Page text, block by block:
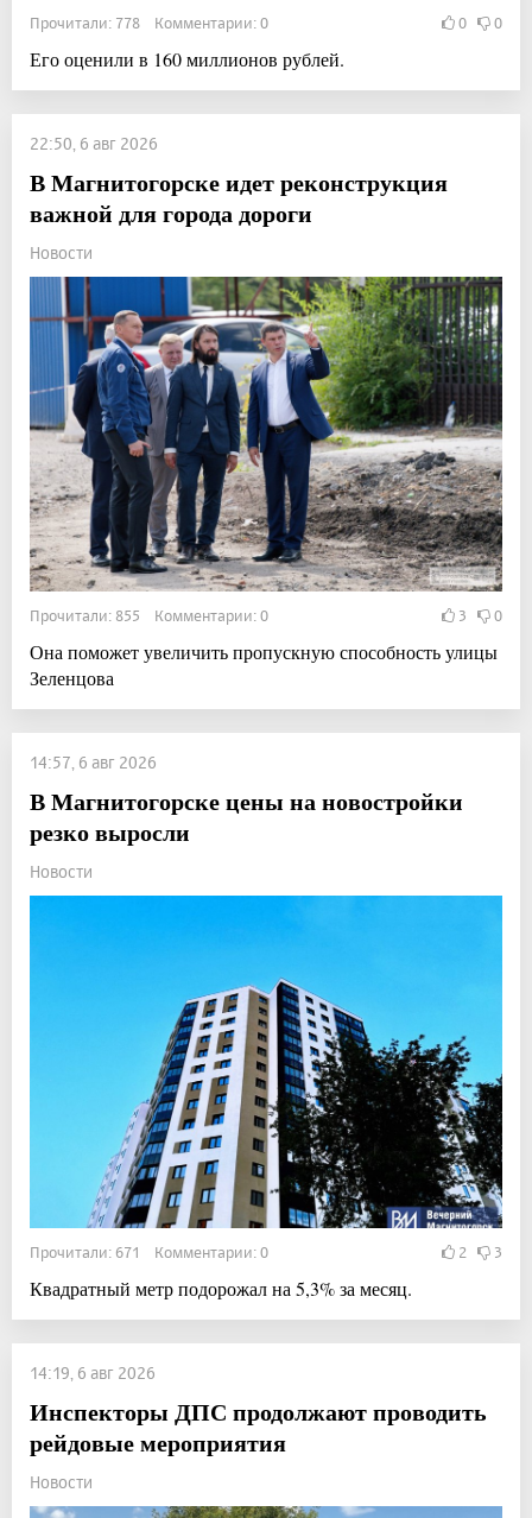
Прочитали: 778 Комментарии: 0 0 0
Его оценили в 160 миллионов рублей.
22:50, 6 авг 2026
В Магнитогорске идет реконструкция
важной для города дороги
Новости
Прочитали: 855 Комментарии: 0 3 0
Она поможет увеличить пропускную способность улицы
Зеленцова
14:57, 6 авг 2026
В Магнитогорске цены на новостройки
резко выросли
Новости
Прочитали: 671 Комментарии: 0 2 3
Квадратный метр подорожал на 5,3% за месяц.
14:19, 6 авг 2026
Инспекторы ДПС продолжают проводить
рейдовые мероприятия
Новости